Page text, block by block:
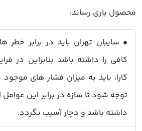
محصول یاری رساند:
• سایبان تهران باید در برابر خطر
کافی را داشته باشد بنابراین در
کارا، باید به میزان فشار های
توجه شود تا سازه در برابر این عوامل
داشته باشد و دچار آسیب نگردد.